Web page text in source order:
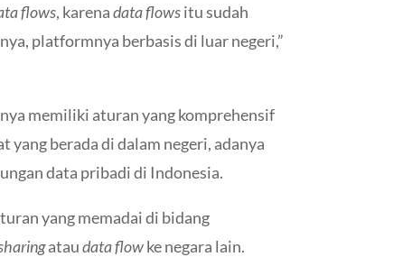
flows, karenadata flowsitu sudah
platformnya berbasis di luar negeri,”
memiliki aturan yang komprehensif
berada di dalam negeri, adanya
data pribadi di Indonesia.
yang memadai di bidang
ataudata flowke negara lain.